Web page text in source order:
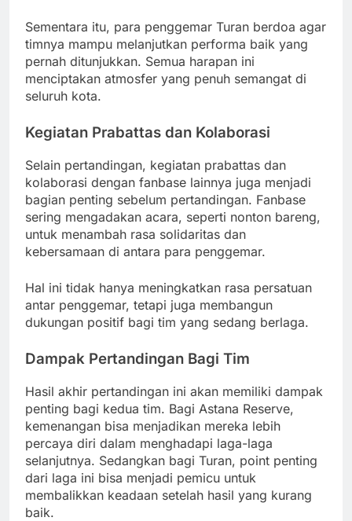
Sementara itu, para penggemar Turan berdoa agar
timnya mampu melanjutkan performa baik yang
pernah ditunjukkan. Semua harapan ini
menciptakan atmosfer yang penuh semangat di
seluruh kota.
Kegiatan Prabattas dan Kolaborasi
Selain pertandingan, kegiatan prabattas dan
kolaborasi dengan fanbase lainnya juga menjadi
bagian penting sebelum pertandingan. Fanbase
sering mengadakan acara, seperti nonton bareng,
untuk menambah rasa solidaritas dan
kebersamaan di antara para penggemar.
Hal ini tidak hanya meningkatkan rasa persatuan
antar penggemar, tetapi juga membangun
dukungan positif bagi tim yang sedang berlaga.
Dampak Pertandingan Bagi Tim
Hasil akhir pertandingan ini akan memiliki dampak
penting bagi kedua tim. Bagi Astana Reserve,
kemenangan bisa menjadikan mereka lebih
percaya diri dalam menghadapi laga-laga
selanjutnya. Sedangkan bagi Turan, point penting
dari laga ini bisa menjadi pemicu untuk
membalikkan keadaan setelah hasil yang kurang
baik.